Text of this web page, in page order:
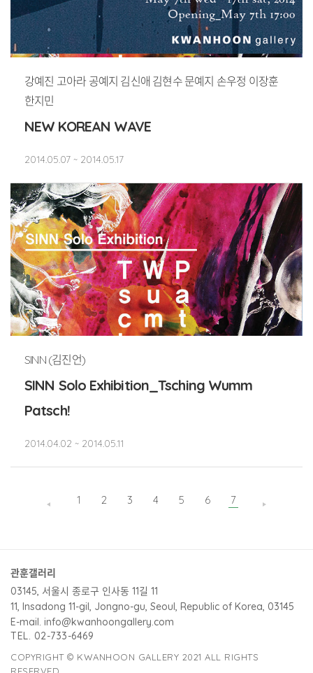
강예진 고아라 공예지 김신애 김현수 문예지 손우정 이장훈
한지민
NEW KOREAN WAVE
2014.05.07 ~ 2014.05.17
SINN (김진언)
SINN Solo Exhibition_Tsching Wumm
Patsch!
2014.04.02 ~ 2014.05.11
1 2 3 4 5 6 7
관훈갤러리
03145, 서울시 종로구 인사동 11길 11
11, Insadong 11-gil, Jongno-gu, Seoul, Republic of Korea, 03145
E-mail. info@kwanhoongallery.com
TEL. 02-733-6469
COPYRIGHT © KWANHOON GALLERY 2021 ALL RIGHTS
RESERVED.